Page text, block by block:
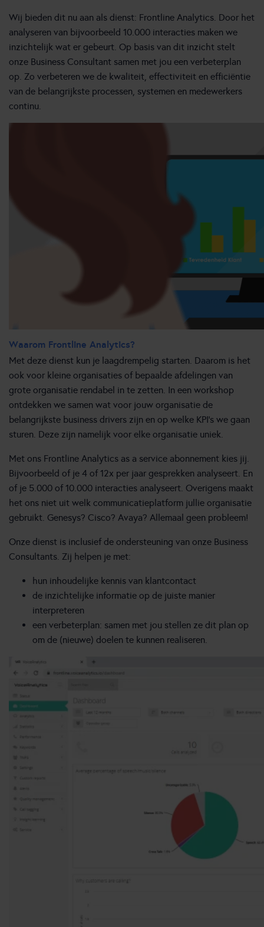
Wij bieden dit nu aan als dienst: Frontline Analytics. Door het
analyseren van bijvoorbeeld 10.000 interacties maken we
inzichtelijk wat er gebeurt. Op basis van dit inzicht stelt
onze Business Consultant samen met jou een verbeterplan
op. Zo verbeteren we de kwaliteit, effectiviteit en efficiëntie
van de belangrijkste processen, systemen en medewerkers
continu.
Waarom Frontline Analytics?
Met deze dienst kun je laagdrempelig starten. Daarom is het
ook voor kleine organisaties of bepaalde afdelingen van
grote organisatie rendabel in te zetten. In een workshop
ontdekken we samen wat voor jouw organisatie de
belangrijkste business drivers zijn en op welke KPI’s we gaan
sturen. Deze zijn namelijk voor elke organisatie uniek.
Met ons Frontline Analytics as a service abonnement kies jij.
Bijvoorbeeld of je 4 of 12x per jaar gesprekken analyseert. En
of je 5.000 of 10.000 interacties analyseert. Overigens maakt
het ons niet uit welk communicatieplatform jullie organisatie
gebruikt. Genesys? Cisco? Avaya? Allemaal geen probleem!
Onze dienst is inclusief de ondersteuning van onze Business
Consultants. Zij helpen je met:
hun inhoudelijke kennis van klantcontact
de inzichtelijke informatie op de juiste manier
interpreteren
een verbeterplan: samen met jou stellen ze dit plan op
om de (nieuwe) doelen te kunnen realiseren.